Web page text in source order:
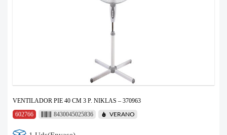
VENTILADOR PIE 40 CM 3 P. NIKLAS – 370963
602766
8430045025836 VERANO